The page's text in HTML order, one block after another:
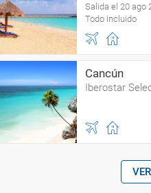
Salida el 20 ago
Todo incluido
Cancún
Iberostar